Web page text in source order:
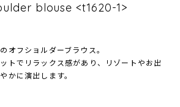
blouse <t1620-1>
オフショルダーブラウス。
トでリラックス感があり、リゾートやお出
かに演出します。